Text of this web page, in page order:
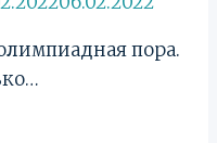
пора.